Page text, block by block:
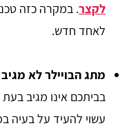
לקצר. במקרה כזה
לאחד חדש.
מתג הבויילר לא מגיב
בביתכם אינו מגיב
עשוי להעיד על בעיה